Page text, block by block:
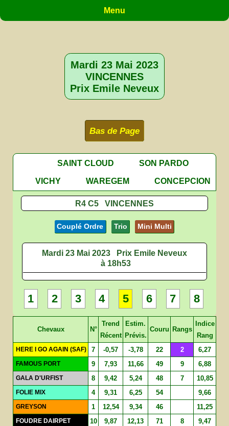
Menu
Mardi 23 Mai 2023
VINCENNES
Prix Emile Neveux
Bas de Page
SAINT CLOUD
SON PARDO
VICHY
WAREGEM CONCEPCION
R4 C5 VINCENNES
Couplé Ordre Trio Mini Multi
Mardi 23 Mai 2023
Prix Emile Neveux
à 18h53
1 2 3 4 5 6 7 8
Chevaux N°
Trend
Récent
Estim.
Prévis.
Couru Rangs
Indice
Rang
HERE I GO AGAIN (SAF) 7 -0,57 -3,78 22 2 6,27
FAMOUS PORT 9 7,93 11,66 49 9 6,88
GALA D'URFIST 8 9,42 5,24 48 7 10,85
FOLIE MIX 4 9,31 6,25 54 9,66
GREYSON 1 12,54 9,34 46 11,25
FOUDRE DAIRPET 10 9,87 12,13 71 8 9,47